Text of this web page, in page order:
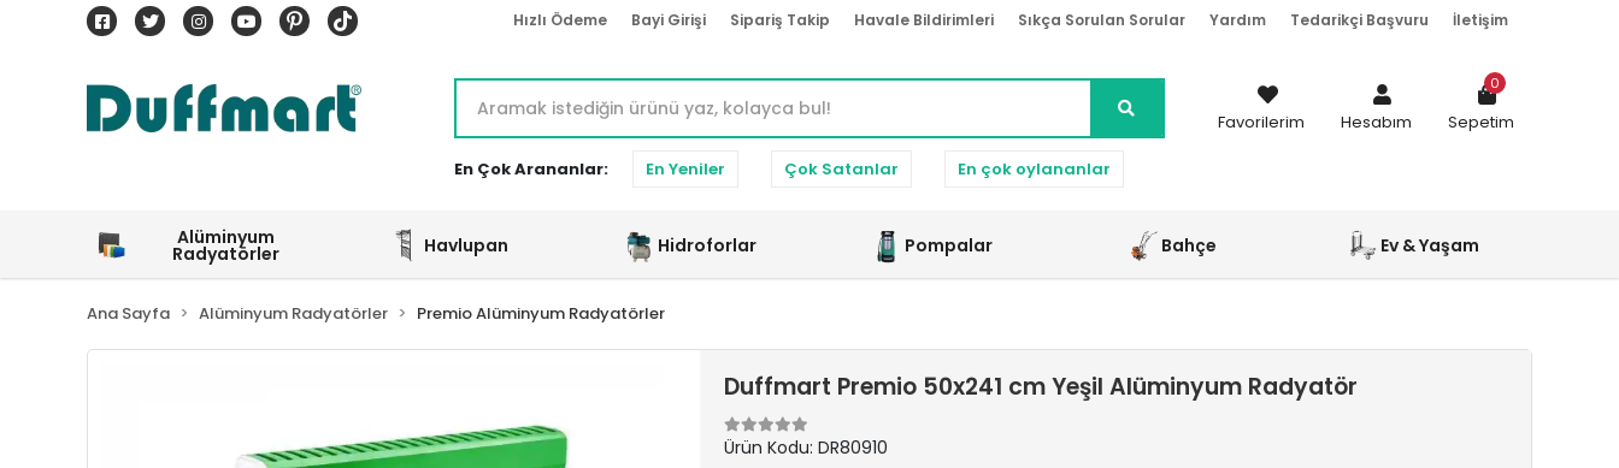
Hızlı Ödeme Bayi Girişi Sipariş Takip Havale Bildirimleri Sıkça Sorulan Sorular Yardım Tedarikçi Başvuru İletişim
En Çok Arananlar: En Yeniler Çok Satanlar En çok oylananlar
Favorilerim Hesabım Sepetim
0
Alüminyum
Radyatörler Havlupan Hidroforlar Pompalar Bahçe Ev & Yaşam
Ana Sayfa Alüminyum Radyatörler Premio Alüminyum Radyatörler
Duffmart Premio 50x241 cm Yeşil Alüminyum Radyatör
Ürün Kodu: DR80910